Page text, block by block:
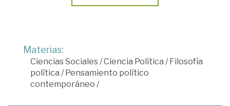
Materias:
Ciencias Sociales/Ciencia Política /Filosofía
política /Pensamiento político
contemporáneo /